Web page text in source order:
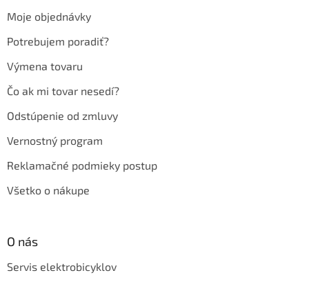
Moje objednávky
Potrebujem poradiť?
Výmena tovaru
Čo ak mi tovar nesedí?
Odstúpenie od zmluvy
Vernostný program
Reklamačné podmieky postup
Všetko o nákupe
O nás
Servis elektrobicyklov